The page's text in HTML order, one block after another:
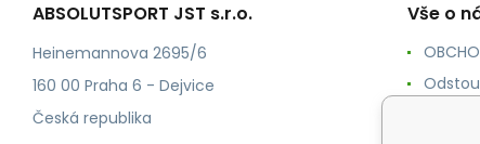
ABSOLUTSPORT JST s.r.o.
Heinemannova 2695/6
160 00 Praha 6 - Dejvice
Česká republika
Vše o